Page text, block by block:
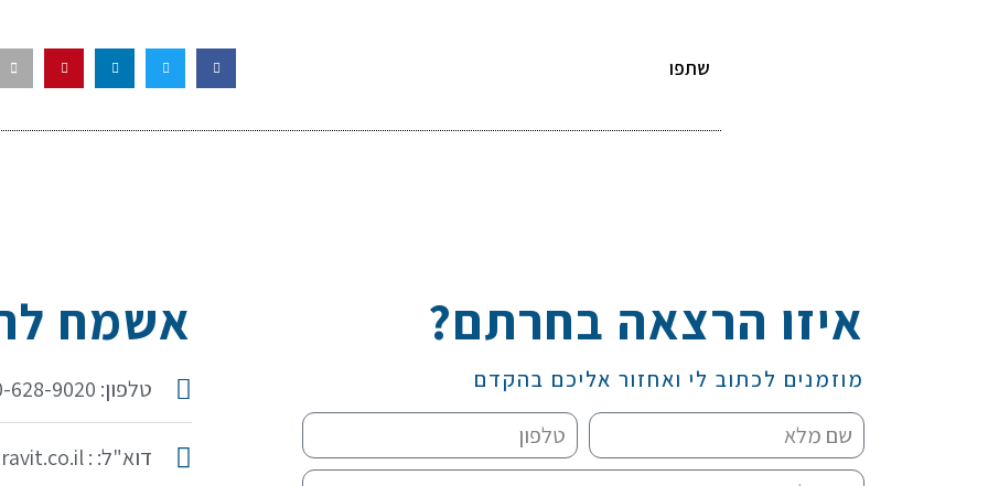
שתפו
איזו הרצאה בחרתם?
מוזמנים לכתוב לי ואחזור אליכם בהקדם
אשמח
טלפון: 050-628-9020
דוא"ל: : idit@iditaravit.co.il